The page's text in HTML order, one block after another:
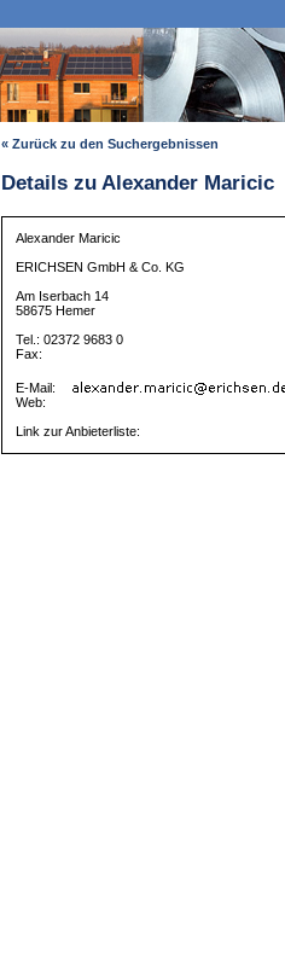
« Zurück zu den Suchergebnissen
Details zu Alexander Maricic
Alexander Maricic
ERICHSEN GmbH & Co. KG
Am Iserbach 14
58675 Hemer
Tel.: 02372 9683 0
Fax:
E-Mail:
Web:
Link zur Anbieterliste: